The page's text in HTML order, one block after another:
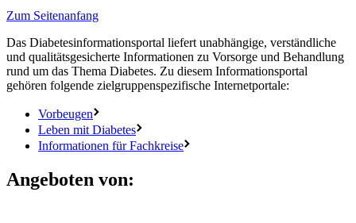
Zum Seitenanfang
Das Diabetesinformationsportal liefert unabhängige, verständliche
und qualitätsgesicherte Informationen zu Vorsorge und Behandlung
rund um das Thema Diabetes. Zu diesem Informationsportal
gehören folgende zielgruppenspezifische Internetportale:
Vorbeugen
Leben mit Diabetes
Informationen für Fachkreise
Angeboten von: